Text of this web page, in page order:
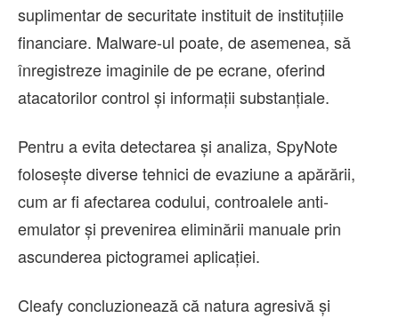
suplimentar de securitate instituit de instituțiile
financiare. Malware-ul poate, de asemenea, să
înregistreze imaginile de pe ecrane, oferind
atacatorilor control și informații substanțiale.
Pentru a evita detectarea și analiza, SpyNote
folosește diverse tehnici de evaziune a apărării,
cum ar fi afectarea codului, controalele anti-
emulator și prevenirea eliminării manuale prin
ascunderea pictogramei aplicației.
Cleafy concluzionează că natura agresivă și